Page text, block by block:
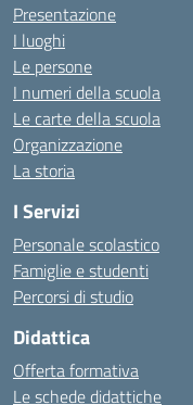
Presentazione
I luoghi
Le persone
I numeri della scuola
Le carte della scuola
Organizzazione
La storia
I Servizi
Personale scolastico
Famiglie e studenti
Percorsi di studio
Didattica
Offerta formativa
Le schede didattiche